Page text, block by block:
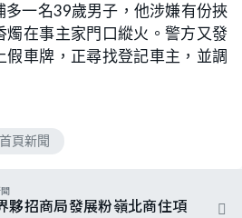
多一名39歲男子，他涉嫌有份挾
燭在事主家門口縱火。警方又發
車牌，正尋找登記車主，並調
首頁新聞
夥招商局發展粉嶺北商住項